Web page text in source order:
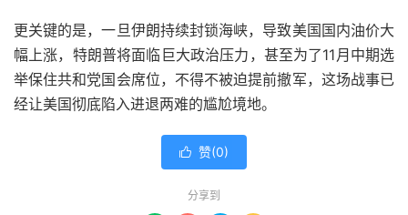
更关键的是，一旦伊朗持续封锁海峡，导致美国国内油价大
幅上涨，特朗普将面临巨大政治压力，甚至为了11月中期选
举保住共和党国会席位，不得不被迫提前撤军，这场战事已
经让美国彻底陷入进退两难的尴尬境地。
 赞(0)
分享到